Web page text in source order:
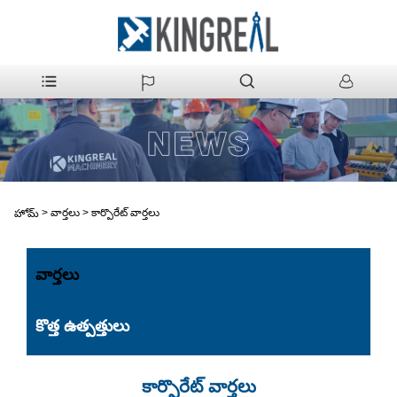
హోమ్ > వార్తలు > కార్పొరేట్ వార్తలు
వార్తలు
కొత్త ఉత్పత్తులు
కార్పొరేట్ వార్తలు